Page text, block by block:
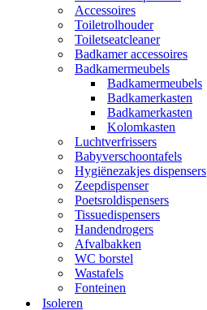
Accessoires
Toiletrolhouder
Toiletseatcleaner
Badkamer accessoires
Badkamermeubels
Badkamermeubels
Badkamerkasten
Badkamerkasten
Kolomkasten
Luchtverfrissers
Babyverschoontafels
Hygiënezakjes dispensers
Zeepdispenser
Poetsroldispensers
Tissuedispensers
Handendrogers
Afvalbakken
WC borstel
Wastafels
Fonteinen
Isoleren